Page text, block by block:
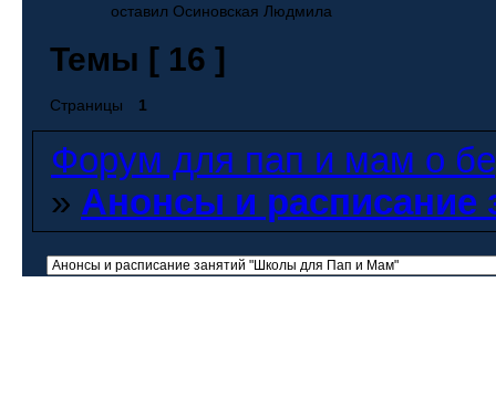
оставил Осиновская Людмила
Темы [ 16 ]
Страницы 1
Форум для пап и мам о
» Анонсы и